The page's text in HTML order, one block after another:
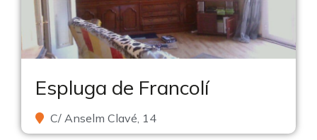
Espluga de Francolí
C/ Anselm Clavé, 14